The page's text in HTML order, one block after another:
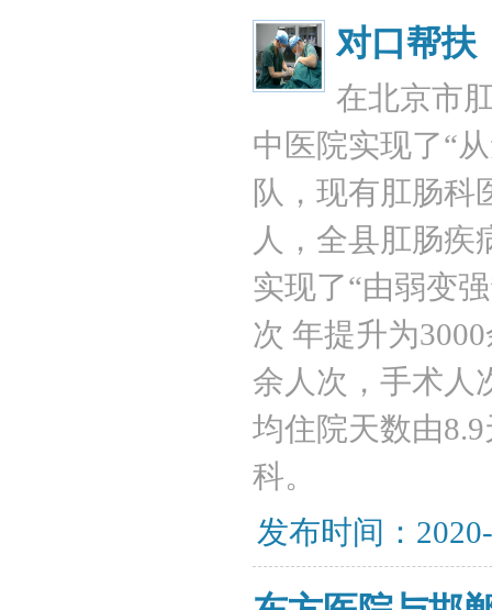
对口帮扶
在北京市
中医院实现了“
队，现有肛肠科
人，全县肛肠疾
实现了“由弱变
次 年提升为
余人次，手术人
均住院天数由
科。
发布时间：